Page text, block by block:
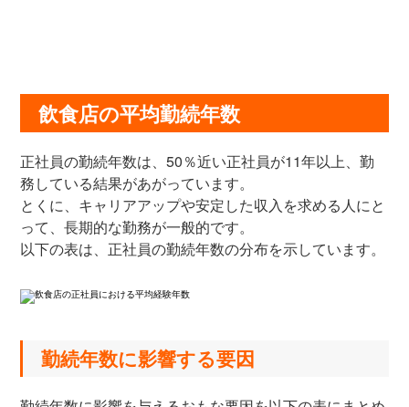
飲食店の平均勤続年数
正社員の勤続年数は、50％近い正社員が11年以上、勤
務している結果があがっています。
とくに、キャリアアップや安定した収入を求める人にと
って、長期的な勤務が一般的です。
以下の表は、正社員の勤続年数の分布を示しています。
勤続年数に影響する要因